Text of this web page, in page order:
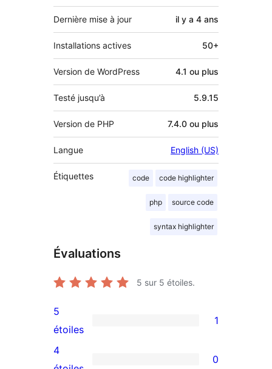
Dernière mise à jour il y a 4 ans
Installations actives 50+
Version de WordPress 4.1 ou plus
Testé jusqu’à 5.9.15
Version de PHP 7.4.0 ou plus
Langue English (US)
Étiquettes code code highlighter
php source code
syntax highlighter
Évaluations
5 sur 5 étoiles.
1
avis
à
5
étoiles
1
4
0